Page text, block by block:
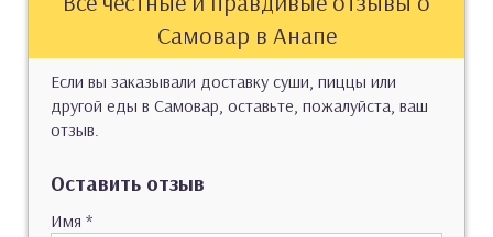
Самовар в Анапе
Если вы заказывали доставку суши, пиццы или
другой еды в Самовар, оставьте, пожалуйста, ваш
отзыв.
Оставить отзыв
Имя *